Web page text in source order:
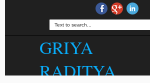
GRIYA
RADITYA